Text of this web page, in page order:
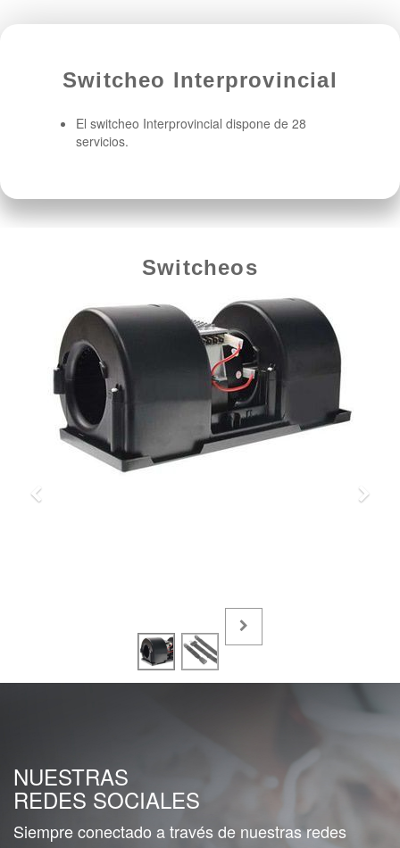
Switcheo Interprovincial
El switcheo Interprovincial dispone de 28
servicios.
Switcheos
NUESTRAS
REDES SOCIALES
Siempre conectado a través de nuestras redes